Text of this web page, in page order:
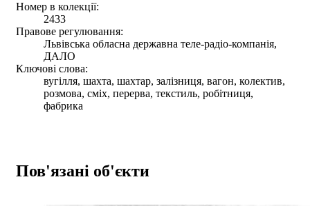
Номер в колекції:
2433
Правове регулювання:
Львівська обласна державна теле-радіо-компанія,
ДАЛО
Ключові слова:
вугілля, шахта, шахтар, залізниця, вагон, колектив,
розмова, сміх, перерва, текстиль, робітниця,
фабрика
Пов'язані об'єкти